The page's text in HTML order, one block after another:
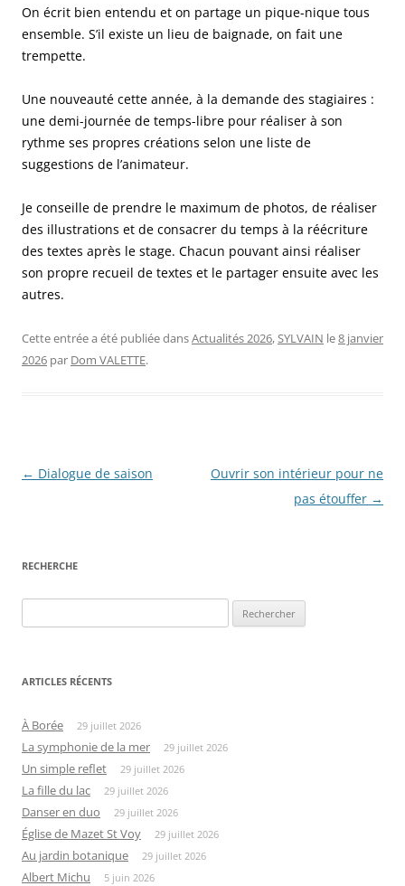
On écrit bien entendu et on partage un pique-nique tous
ensemble. S’il existe un lieu de baignade, on fait une
trempette.
Une nouveauté cette année, à la demande des stagiaires :
une demi-journée de temps-libre pour réaliser à son
rythme ses propres créations selon une liste de
suggestions de l’animateur.
Je conseille de prendre le maximum de photos, de réaliser
des illustrations et de consacrer du temps à la réécriture
des textes après le stage. Chacun pouvant ainsi réaliser
son propre recueil de textes et le partager ensuite avec les
autres.
Cette entrée a été publiée dansActualités 2026,SYLVAIN le8 janvier
2026 par Dom VALETTE.
Navigation
← Dialogue de saison
Ouvrir son intérieur pour ne
pas étouffer →
RECHERCHE
ARTICLES RÉCENTS
À Borée 29 juillet 2026
La symphonie de la mer 29 juillet 2026
Un simple reflet 29 juillet 2026
La fille du lac 29 juillet 2026
Danser en duo 29 juillet 2026
Église de Mazet St Voy 29 juillet 2026
Au jardin botanique 29 juillet 2026
Albert Michu 5 juin 2026